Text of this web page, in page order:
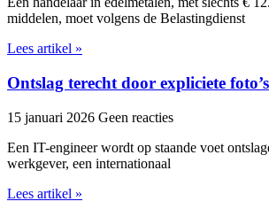
middelen, moet volgens de Belastingdienst
Lees artikel »
Ontslag terecht door expliciete
15 januari 2026 Geen reacties
Een IT-engineer wordt op staande voet
werkgever, een internationaal
Lees artikel »